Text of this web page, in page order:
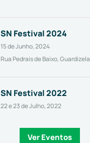
SN Festival 2024
15 de Junho, 2024
Rua Pedrais de Baixo, Guardizela
SN Festival 2022
22 e 23 de Julho, 2022
Ver Eventos